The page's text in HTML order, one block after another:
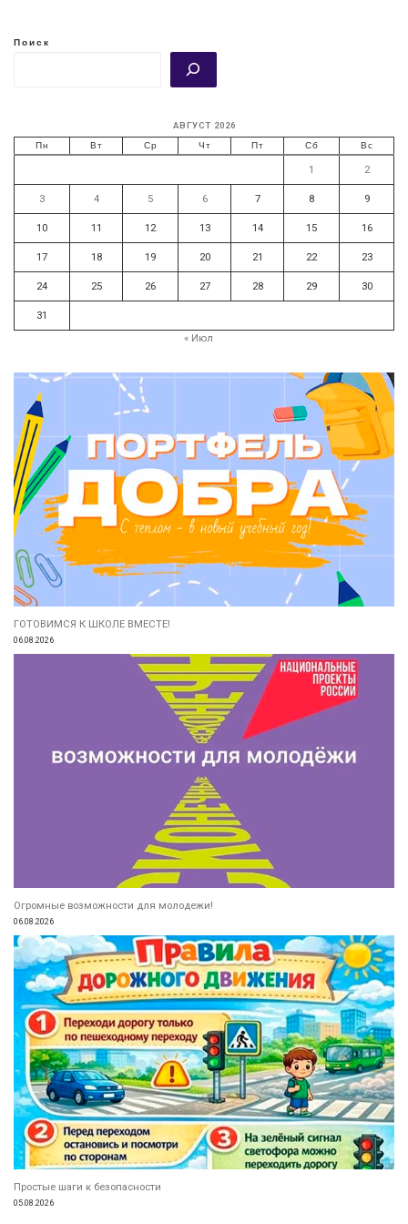
Поиск
АВГУСТ 2026
Пн Вт Ср Чт Пт Сб Вс
1 2
3 4 5 6 7 8 9
10 11 12 13 14 15 16
17 18 19 20 21 22 23
24 25 26 27 28 29 30
31
« Июл
ГОТОВИМСЯ К ШКОЛЕ ВМЕСТЕ!
06.08.2026
Огромные возможности для молодежи!
06.08.2026
Простые шаги к безопасности
05.08.2026